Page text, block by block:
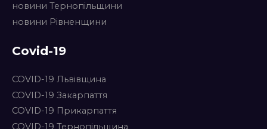
новини Тернопільщини
новини Рівненщини
Covid-19
COVID-19 Львівщина
COVID-19 Закарпаття
COVID-19 Прикарпаття
COVID-19 Тернопільщина